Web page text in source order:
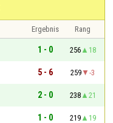
Ergebnis
Rang
1 - 0 256
18
5 - 6 259
-3
2 - 0 238
21
1 - 0 219
19